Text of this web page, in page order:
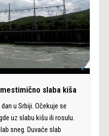
slaba kiša
u Srbiji. Očekuje se
uz slabu kišu ili rosulu.
sneg. Duvaće slab